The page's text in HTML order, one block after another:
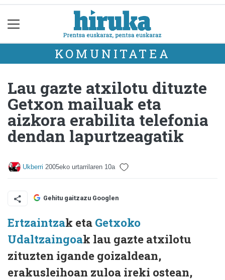
KOMUNITATEA
Lau gazte atxilotu dituzte
Getxon mailuak eta
aizkora erabilita telefonia
dendan lapurtzeagatik
Ukberri 2005eko urtarrilaren 10a
Gehitu gaitzazu Googlen
Ertzaintzak eta Getxoko
Udaltzaingoak lau gazte atxilotu
zituzten igande goizaldean,
erakusleihoan zuloa ireki ostean,